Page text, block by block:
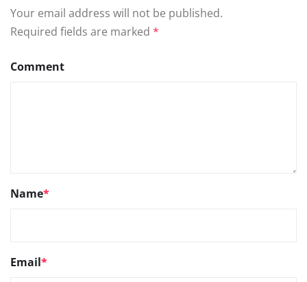
Your email address will not be published.
Required fields are marked *
Comment
Name*
Email*